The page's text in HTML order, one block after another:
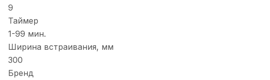
9
Таймер
1-99 мин.
Ширина встраивания, мм
300
Бренд